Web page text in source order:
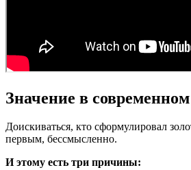
Значение в
Доискиваться, кто сформулировал
первым, бессмысленно.
И этому есть три причины: